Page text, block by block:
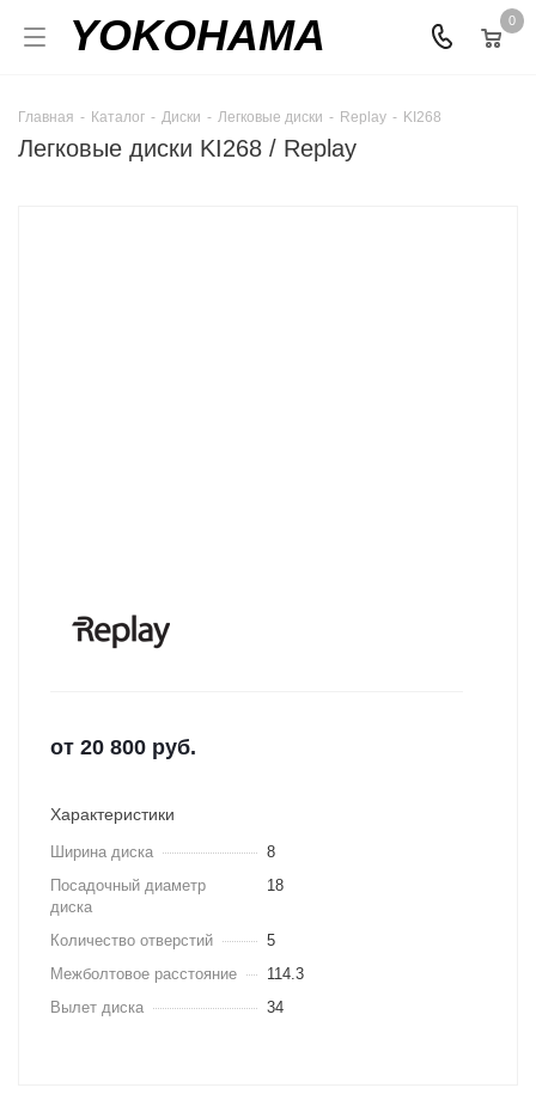
YOKOHAMA 0
Главная - Каталог - Диски - Легковые диски - Replay - KI268
Легковые диски KI268 / Replay
от 20 800 руб.
Характеристики
Ширина диска
8
Посадочный диаметр
диска
18
Количество отверстий
5
Межболтовое расстояние
114.3
Вылет диска
34